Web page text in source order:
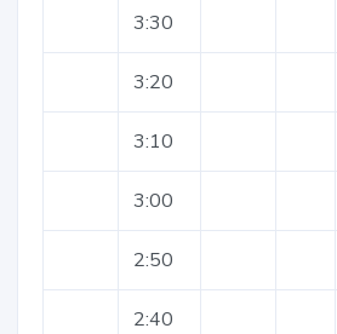
3:30
3:20
3:10
3:00
2:50
2:40